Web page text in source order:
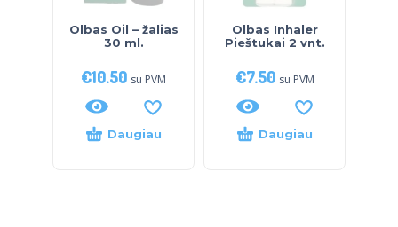
Olbas Oil – žalias
30 ml.
€10.50 su PVM
Daugiau
Olbas Inhaler
Pieštukai 2 vnt.
€7.50 su PVM
Daugiau